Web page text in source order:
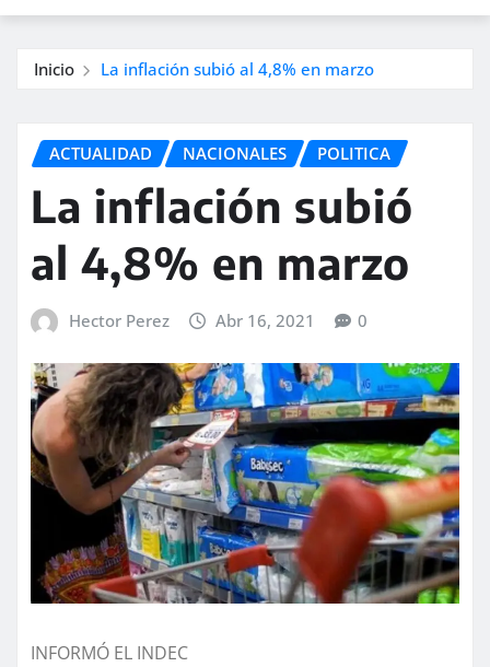
Inicio La inflación subió al 4,8% en marzo
ACTUALIDAD NACIONALES POLITICA
La inflación subió
al 4,8% en marzo
Hector Perez Abr 16, 2021 0
INFORMÓ EL INDEC